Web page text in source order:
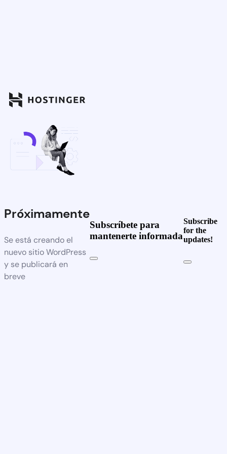
Próximamente
Se está creando el
nuevo sitio WordPress
y se publicará en
breve
Subscríbete para
mantenerte informada
Subscribe
for the
updates!